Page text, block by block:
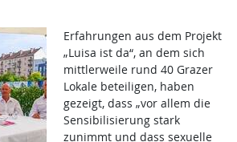
Erfahrungen aus dem Projekt
„Luisa ist da“, an dem sich
mittlerweile rund 40 Grazer
Lokale beteiligen, haben
gezeigt, dass „vor allem die
Sensibilisierung stark
zunimmt und dass sexuelle